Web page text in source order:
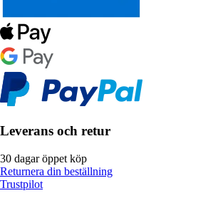
Leverans och retur
30 dagar öppet köp
Returnera din beställning
Trustpilot